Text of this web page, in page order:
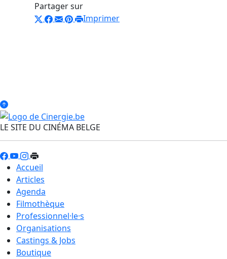
Partager sur
Imprimer
LE SITE DU CINÉMA BELGE
Accueil
Articles
Agenda
Filmothèque
Professionnel·le·s
Organisations
Castings & Jobs
Boutique